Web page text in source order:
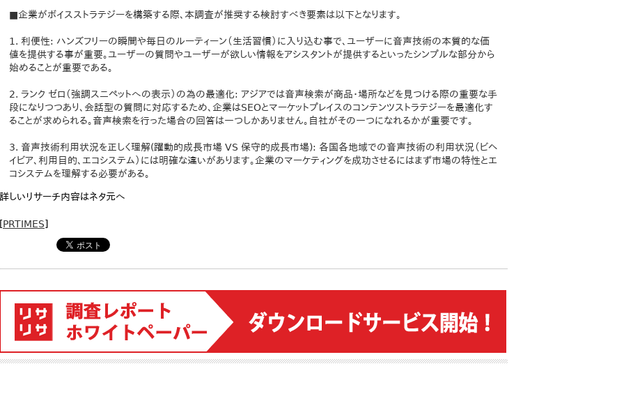
■企業がボイスストラテジーを構築する際、本調査が推奨する検討すべき要素は以下となります。
1. 利便性: ハンズフリーの瞬間や毎日のルーティーン（生活習慣）に入り込む事で、ユーザーに音声技術の本質的な価
値を提供する事が重要。ユーザーの質問やユーザーが欲しい情報をアシスタントが提供するといったシンプルな部分から
始めることが重要である。
2. ランク ゼロ（強調スニペットへの表示）の為の最適化: アジアでは音声検索が商品・場所などを見つける際の重要な手
段になりつつあり、会話型の質問に対応するため、企業はSEOとマーケットプレイスのコンテンツストラテジーを最適化す
ることが求められる。音声検索を行った場合の回答は一つしかありません。自社がその一つになれるかが重要です。
3. 音声技術利用状況を正しく理解(躍動的成長市場 VS 保守的成長市場): 各国各地域での音声技術の利用状況（ビヘ
イビア、利用目的、エコシステム）には明確な違いがあります。企業のマーケティングを成功させるにはまず市場の特性とエ
コシステムを理解する必要がある。
詳しいリサーチ内容はネタ元へ
[PRTIMES]